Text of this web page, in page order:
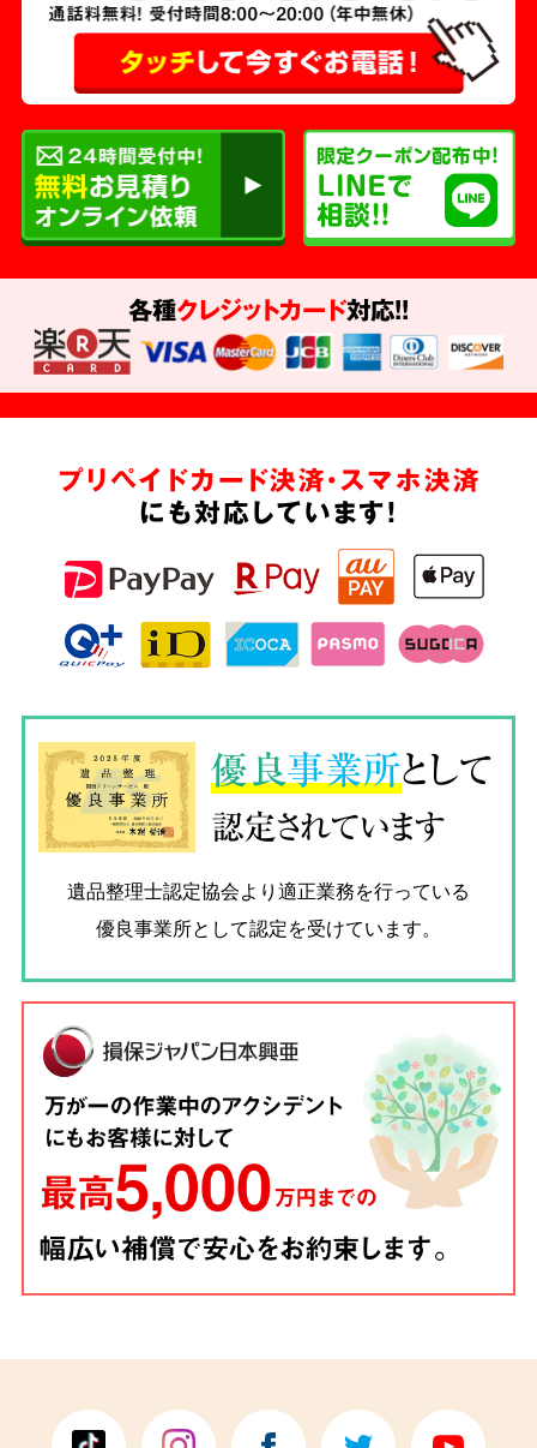
各種クレジットカード対応!!
プリペイドカード決済・スマホ決済
にも対応しています!
優良事業所として
認定されています
遺品整理士認定協会より適正業務を行っている
優良事業所として認定を受けています。